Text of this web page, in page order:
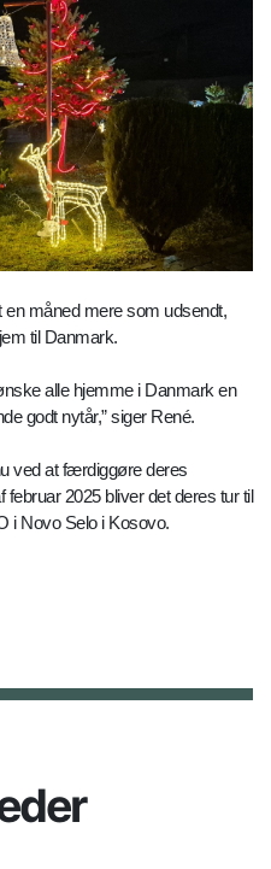
en måned mere som udsendt,
til Danmark.
alle hjemme i Danmark en
godt nytår,” siger René.
ved at færdiggøre deres
2025 bliver det deres tur til
i Novo Selo i Kosovo.